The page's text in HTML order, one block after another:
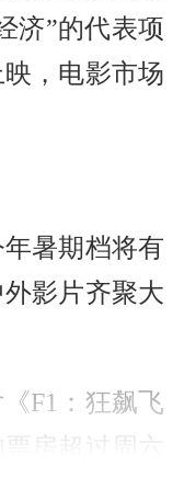
济”的代表项
，电影市场
暑期档将有
影片齐聚大
F1：狂飙飞
房超过周六